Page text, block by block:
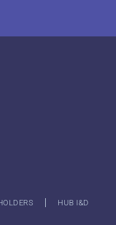
HUB I&D